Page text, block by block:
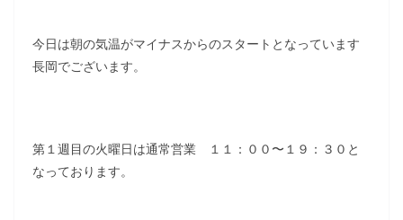
今日は朝の気温がマイナスからのスタートとなっています
長岡でございます。
第１週目の火曜日は通常営業 １１：００〜１９：３０と
なっております。